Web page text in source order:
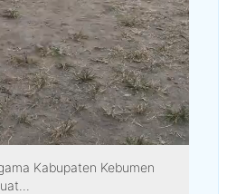
Kabupaten Kebumen